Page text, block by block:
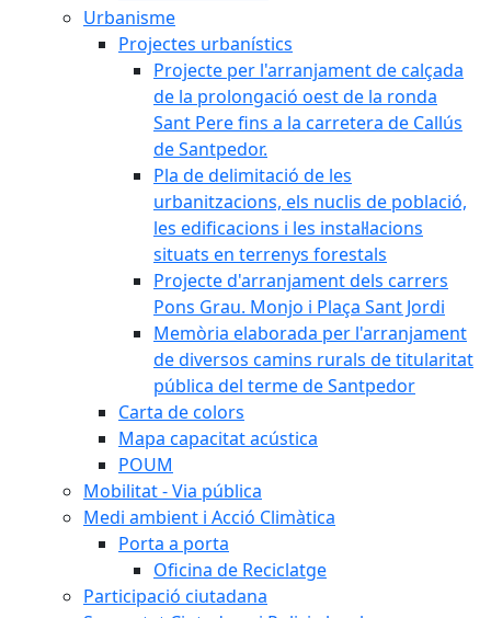
Urbanisme
Projectes urbanístics
Projecte per l'arranjament de calçada
de la prolongació oest de la ronda
Sant Pere fins a la carretera de Callús
de Santpedor.
Pla de delimitació de les
urbanitzacions, els nuclis de població,
les edificacions i les instal·lacions
situats en terrenys forestals
Projecte d'arranjament dels carrers
Pons Grau. Monjo i Plaça Sant Jordi
Memòria elaborada per l'arranjament
de diversos camins rurals de titularitat
pública del terme de Santpedor
Carta de colors
Mapa capacitat acústica
POUM
Mobilitat - Via pública
Medi ambient i Acció Climàtica
Porta a porta
Oficina de Reciclatge
Participació ciutadana